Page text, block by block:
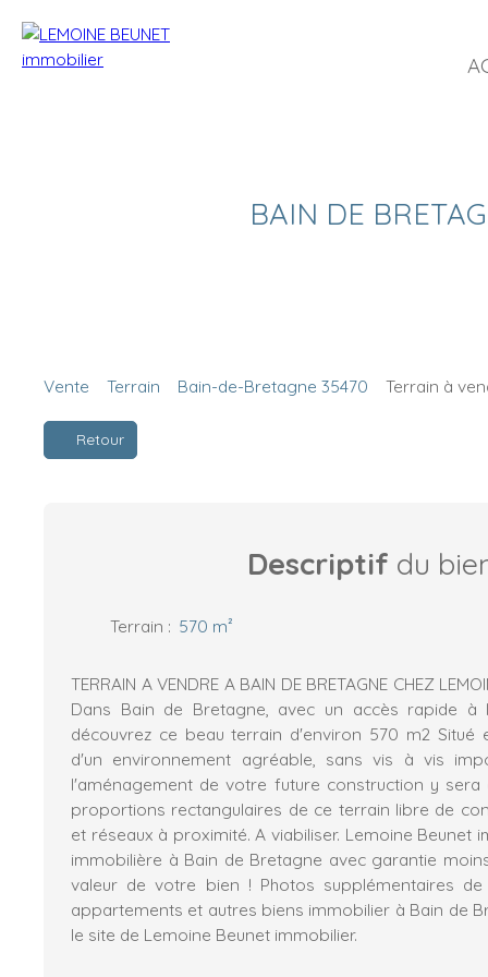
BAIN DE
Vente Terrain Bain-de-Bretagne 35470 Terrain à
Retour
Descriptif du
Terrain : 570 m²
TERRAIN A VENDRE A BAIN DE BRETAGNE CHEZ
Dans Bain de Bretagne, avec un accès rapide à
découvrez ce beau terrain d'environ 570 m2 Situé
d'un environnement agréable, sans vis à vis
l'aménagement de votre future construction y
proportions rectangulaires de ce terrain libre de
et réseaux à proximité. A viabiliser. Lemoine Beunet
immobilière à Bain de Bretagne avec garantie
valeur de votre bien ! Photos supplémentaires de
appartements et autres biens immobilier à Bain de
le site de Lemoine Beunet immobilier.